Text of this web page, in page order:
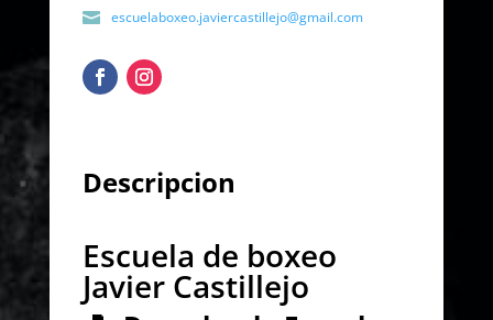
escuelaboxeo.javiercastillejo@gmail.com
Descripcion
Escuela de boxeo
Javier Castillejo